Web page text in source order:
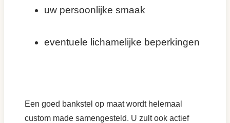
uw persoonlijke smaak
eventuele lichamelijke beperkingen
Een goed bankstel op maat wordt helemaal
custom made samengesteld. U zult ook actief